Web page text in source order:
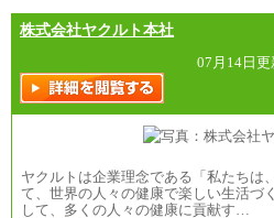
中途：
【全職種共通】
〔正社員〕
月給212,900円～
※実務経験に応じてご
記金額を超える可能性
※職種8）を除き、正
なります
※交通費：月5万円ま
〔契約社員〕
札幌 ：時給1,100円
東京 ：時給1,226円～
株式会社ヤクルト本社
07月14日
ヤクルトは企業理念である「私たちは
て、世界の人々の健康で楽しい生活づ
して、多くの人々の健康に貢献す…